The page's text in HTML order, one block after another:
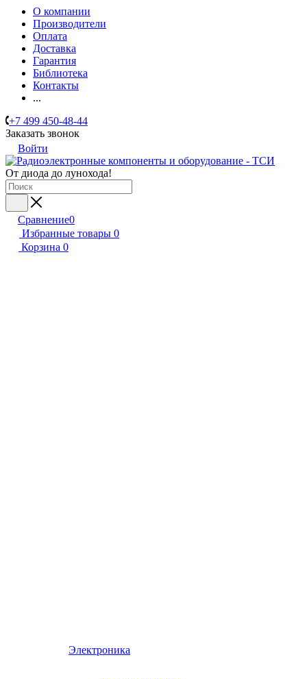
О компании
Производители
Оплата
Доставка
Гарантия
Библиотека
Контакты
...
+7 499 450-48-44
Заказать звонок
Войти
От диода до лунохода!
Сравнение0
Избранные товары 0
Корзина 0
Электроника